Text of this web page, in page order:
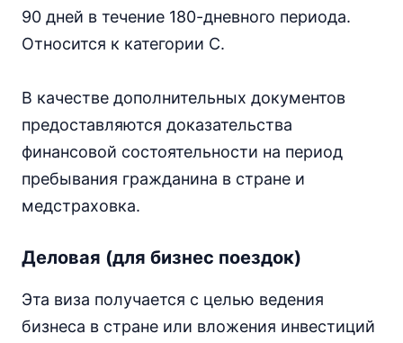
90 дней в течение 180-дневного периода.
Относится к категории С.
В качестве дополнительных документов
предоставляются доказательства
финансовой состоятельности на период
пребывания гражданина в стране и
медстраховка.
Деловая (для бизнес поездок)
Эта виза получается с целью ведения
бизнеса в стране или вложения инвестиций